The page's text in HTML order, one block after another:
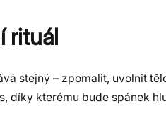
rituál
stejný – zpomalit, uvolnit
díky kterému bude spánek